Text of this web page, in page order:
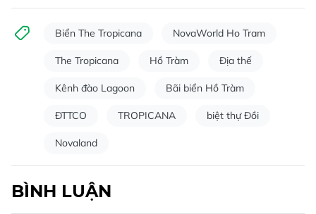
Biển The Tropicana NovaWorld Ho Tram
The Tropicana Hồ Tràm Địa thế
Kênh đào Lagoon Bãi biển Hồ Tràm
ĐTTCO TROPICANA biệt thự Đồi
Novaland
BÌNH LUẬN